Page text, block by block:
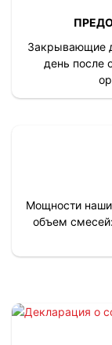
Закрывающие
день после
Мощности
объем